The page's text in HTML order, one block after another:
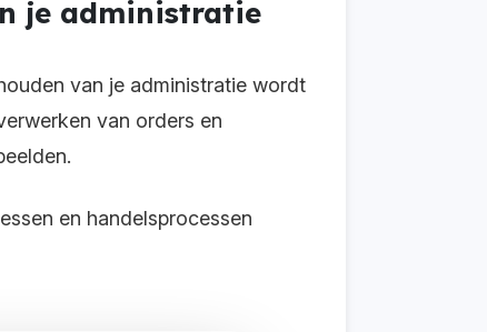
je administratie
van je administratie wordt
van orders en
en handelsprocessen